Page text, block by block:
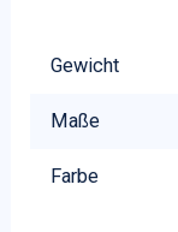
Gewicht
Maße
Farbe